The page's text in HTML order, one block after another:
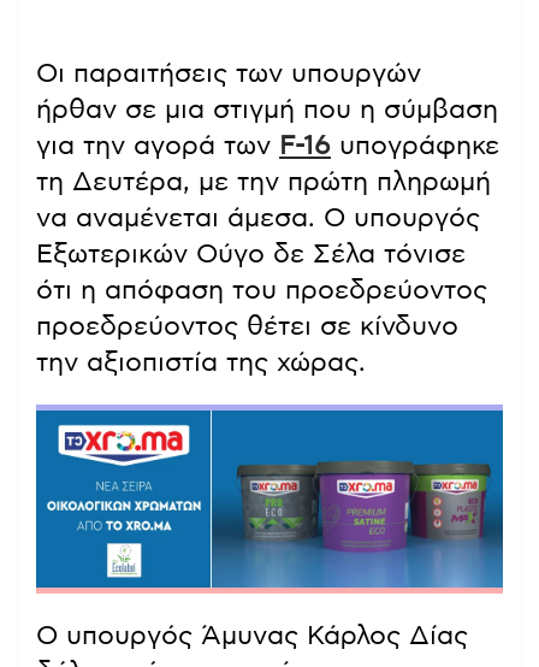
Οι παραιτήσεις των υπουργών
ήρθαν σε μια στιγμή που η σύμβαση
για την αγορά των F-16 υπογράφηκε
τη Δευτέρα, με την πρώτη πληρωμή
να αναμένεται άμεσα. Ο υπουργός
Εξωτερικών Ούγο δε Σέλα τόνισε
ότι η απόφαση του προεδρεύοντος
προεδρεύοντος θέτει σε κίνδυνο
την αξιοπιστία της χώρας.
Ο υπουργός Άμυνας Κάρλος Δίας